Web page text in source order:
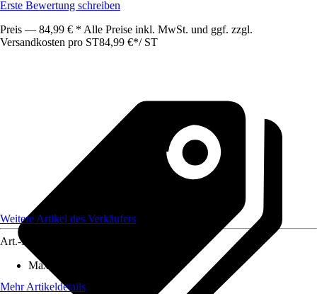
Erste Bewertung schreiben
Preis — 84,99 € * Alle Preise inkl. MwSt. und ggf. zzgl.
Versandkosten pro ST84,99 €*/ ST
Weitere Artikel des Verkäufers
Art.-Nr.
Max. Belastbarkeit
Mehr Artikeldetails